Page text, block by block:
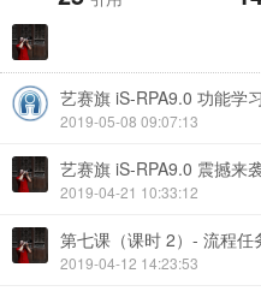
艺赛旗 iS-RPA9.0 功能学
2019-05-08 09:07:13
艺赛旗 iS-RPA9.0 震撼来
2019-04-21 10:33:12
第七课（课时 2）- 流程任
2019-04-12 14:23:53